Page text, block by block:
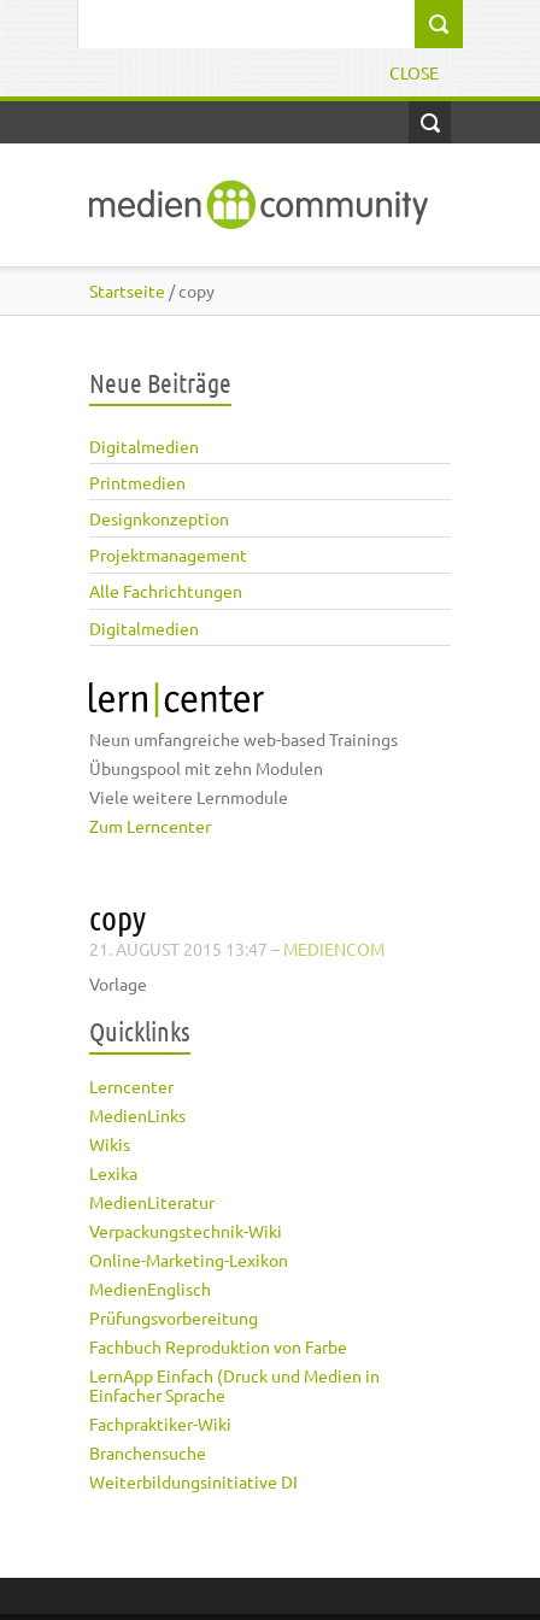
CLOSE
Startseite / copy
Neue Beiträge
Digitalmedien
Printmedien
Designkonzeption
Projektmanagement
Alle Fachrichtungen
Digitalmedien
Neun umfangreiche web-based Trainings
Übungspool mit zehn Modulen
Viele weitere Lernmodule
Zum Lerncenter
copy
21. AUGUST 2015 13:47 – MEDIENCOM
Vorlage
Quicklinks
Lerncenter
MedienLinks
Wikis
Lexika
MedienLiteratur
Verpackungstechnik-Wiki
Online-Marketing-Lexikon
MedienEnglisch
Prüfungsvorbereitung
Fachbuch Reproduktion von Farbe
LernApp Einfach (Druck und Medien in
Einfacher Sprache
Fachpraktiker-Wiki
Branchensuche
Weiterbildungsinitiative DI